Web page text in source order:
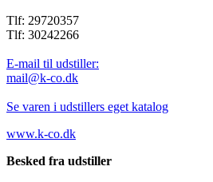
Tlf: 29720357
Tlf: 30242266
E-mail til udstiller:
mail@k-co.dk
Se varen i udstillers eget katalog
www.k-co.dk
Besked fra udstiller